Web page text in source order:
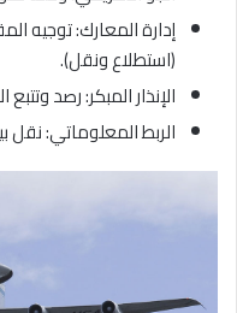
إدارة المعارك: توجيه
(استطلاع ونقل).
الإنذار المبكر: رصد
الربط المعلوماتي: نقل